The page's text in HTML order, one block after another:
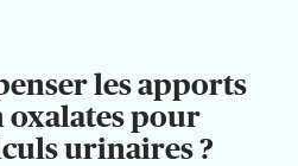
les apports
oxalates pour
urinaires ?